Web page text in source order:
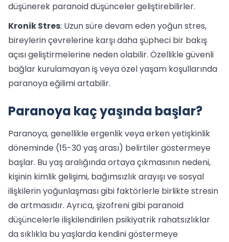
düşünerek paranoid düşünceler geliştirebilirler.
Kronik Stres: Uzun süre devam eden yoğun stres,
bireylerin çevrelerine karşı daha şüpheci bir bakış
açısı geliştirmelerine neden olabilir. Özellikle güvenli
bağlar kurulamayan iş veya özel yaşam koşullarında
paranoya eğilimi artabilir.
Paranoya kaç yaşında başlar?
Paranoya, genellikle ergenlik veya erken yetişkinlik
döneminde (15-30 yaş arası) belirtiler göstermeye
başlar. Bu yaş aralığında ortaya çıkmasının nedeni,
kişinin kimlik gelişimi, bağımsızlık arayışı ve sosyal
ilişkilerin yoğunlaşması gibi faktörlerle birlikte stresin
de artmasıdır. Ayrıca, şizofreni gibi paranoid
düşüncelerle ilişkilendirilen psikiyatrik rahatsızlıklar
da sıklıkla bu yaşlarda kendini göstermeye